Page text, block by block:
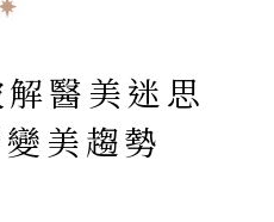
醫美迷思
美趨勢